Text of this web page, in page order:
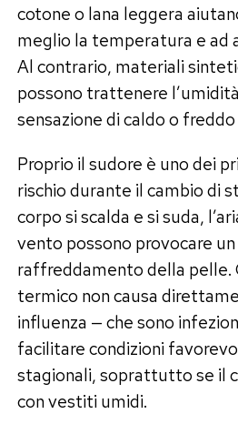
cotone o lana leggera
meglio la temperatura e ad
Al contrario, materiali
possono trattenere
sensazione di caldo o
Proprio il sudore è uno dei
rischio durante il cambio di
corpo si scalda e si suda,
vento possono provocare
raffreddamento della pelle.
termico non causa
influenza — che sono
facilitare condizioni
stagionali, soprattutto se il
con vestiti umidi.